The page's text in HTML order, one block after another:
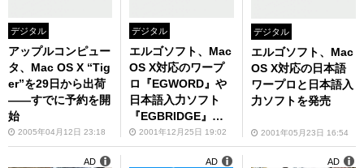
デジタル
アップルコンピュー
タ、Mac OS X “Tig
er”を29日から出荷
――すでに予約を開
始
2005年04月12日 23:18
デジタル
エルゴソフト、Mac
OS X対応のワープ
ロ『EGWORD』や
日本語入力ソフト
『EGBRIDGE』を
発表2001年12月25日 19:02
デジタル
エルゴソフト、Mac
OS X対応の日本語
ワープロと日本語入
力ソフトを発売
2001年05月23日 16:54
AD AD AD